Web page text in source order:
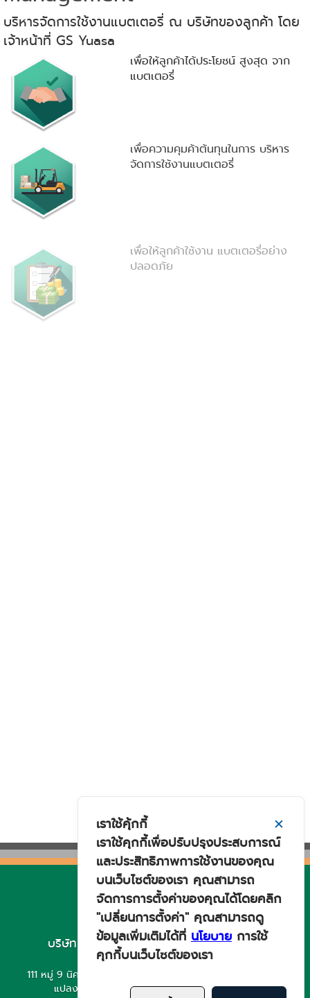
บริหารจัดการใช้งานแบตเตอรี่ ณ บริษัทของลูกค้า โดย
เจ้าหน้าที่ GS Yuasa
เพื่อให้ลูกค้าได้ประโยชน์ สูงสุด จาก
แบตเตอรี่
เพื่อความคุมค้าต้นทุนในการ บริหาร
จัดการใช้งานแบตเตอรี่
ปลอดภัย
บริษัท ยีเอส ยัวซ่า สยาม อินดัสตรีส์ จำกัด
ฝ่ายการผลิตและส่งออก
111 หมู่ 9 นิคมอุตสาหกรรม เกตเวย์ ซิตี้ ตำบลหัวสำโรง อำเภอ
แปลงยาว จังหวัดฉะเชิงเทรา 24190 ประเทศไทย
✕
เราใช้คุ้กกี้
เราใช้คุกกี้เพื่อปรับปรุงประสบการณ์
และประสิทธิภาพการใช้งานของคุณ
บนเว็บไซต์ของเรา คุณสามารถ
จัดการการตั้งค่าของคุณได้โดยคลิก
"เปลี่ยนการตั้งค่า" คุณสามารถดู
ข้อมูลเพิ่มเติมได้ที่ นโยบาย การใช้
คุกกี้บนเว็บไซต์ของเรา